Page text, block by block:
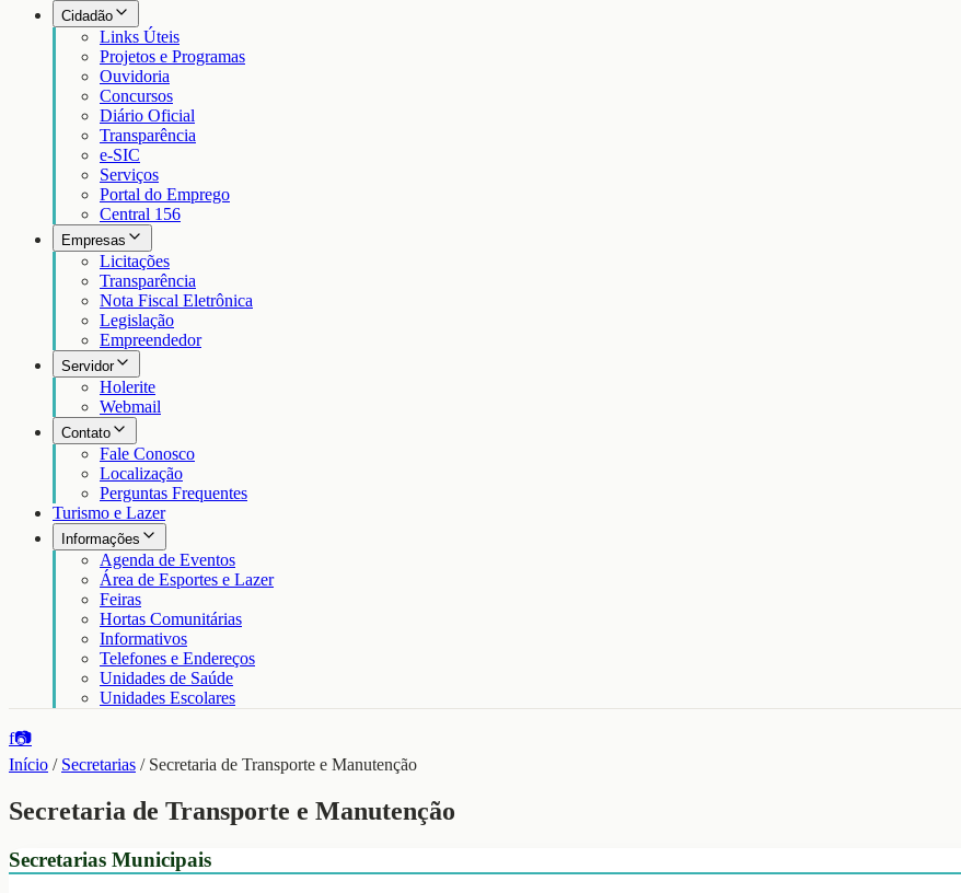
Cidadão
Links Úteis
Projetos e Programas
Ouvidoria
Concursos
Diário Oficial
Transparência
e-SIC
Serviços
Portal do Emprego
Central 156
Empresas
Licitações
Transparência
Nota Fiscal Eletrônica
Legislação
Empreendedor
Servidor
Holerite
Webmail
Contato
Fale Conosco
Localização
Perguntas Frequentes
Turismo e Lazer
Informações
Agenda de Eventos
Área de Esportes e Lazer
Feiras
Hortas Comunitárias
Informativos
Telefones e Endereços
Unidades de Saúde
Unidades Escolares
f📷
Início / Secretarias / Secretaria de Transporte e Manutenção
Secretaria de Transporte e Manutenção
Secretarias Municipais